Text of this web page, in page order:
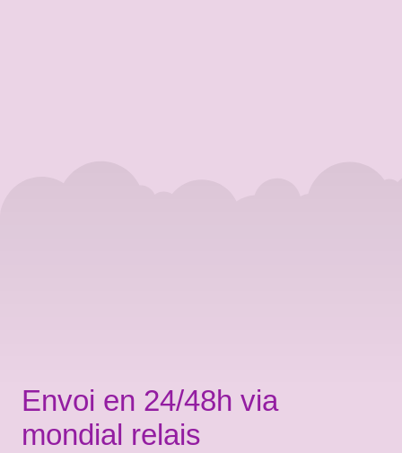
Envoi en 24/48h via
mondial relais